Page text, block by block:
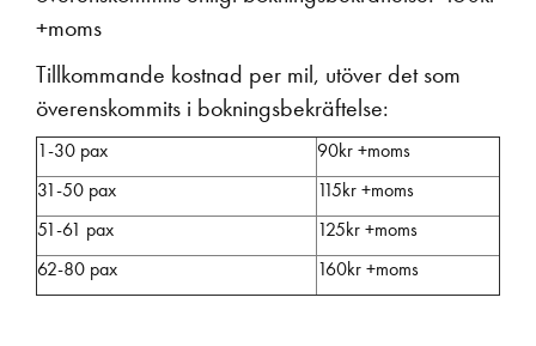
+moms
Tillkommande kostnad per mil, utöver det som
överenskommits i bokningsbekräftelse:
1-30 pax
90kr +moms
31-50 pax
115kr +moms
51-61 pax
125kr +moms
62-80 pax
160kr +moms